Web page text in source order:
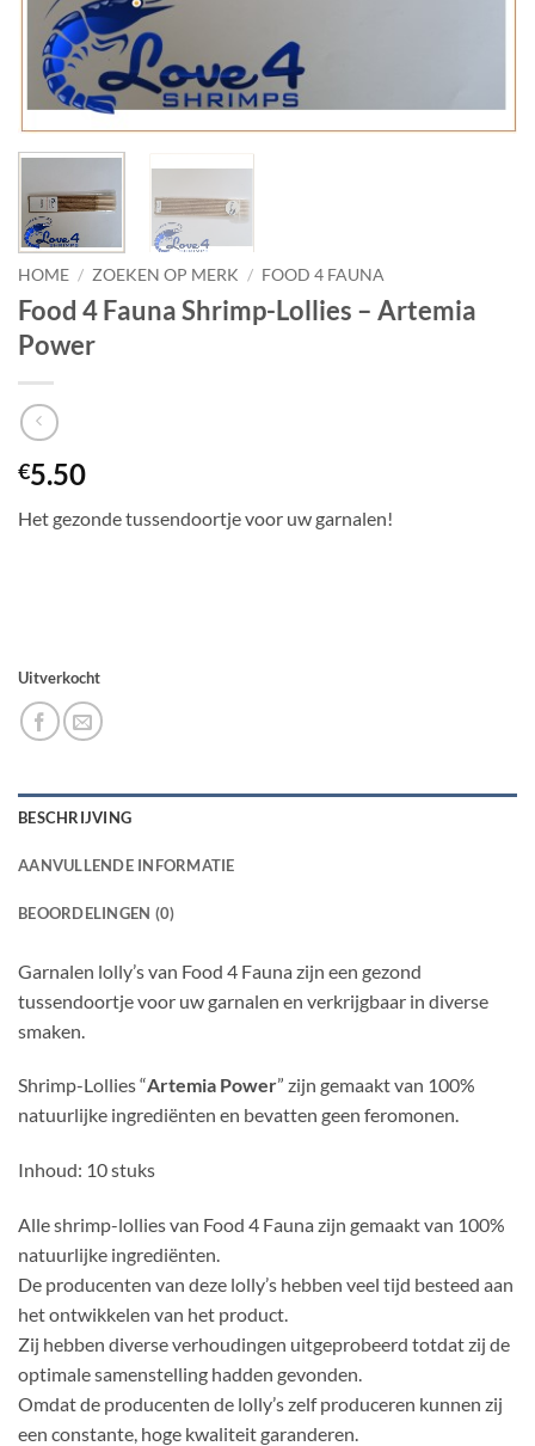
HOME / ZOEKEN OP MERK / FOOD 4 FAUNA
Food 4 Fauna Shrimp-Lollies – Artemia
Power
€5.50
Het gezonde tussendoortje voor uw garnalen!
Uitverkocht
BESCHRIJVING
AANVULLENDE INFORMATIE
BEOORDELINGEN (0)
Garnalen lolly’s van Food 4 Fauna zijn een gezond
tussendoortje voor uw garnalen en verkrijgbaar in diverse
smaken.
Shrimp-Lollies “Artemia Power” zijn gemaakt van 100%
natuurlijke ingrediënten en bevatten geen feromonen.
Inhoud: 10 stuks
Alle shrimp-lollies van Food 4 Fauna zijn gemaakt van 100%
natuurlijke ingrediënten.
De producenten van deze lolly’s hebben veel tijd besteed aan
het ontwikkelen van het product.
Zij hebben diverse verhoudingen uitgeprobeerd totdat zij de
optimale samenstelling hadden gevonden.
Omdat de producenten de lolly’s zelf produceren kunnen zij
een constante, hoge kwaliteit garanderen.